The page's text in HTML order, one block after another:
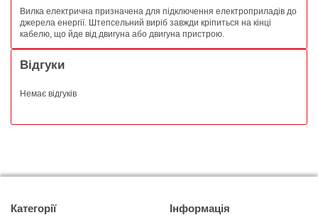
Вилка електрична призначена для підключення електроприладів до
джерела енергії. Штепсельний виріб завжди кріпиться на кінці
кабелю, що йде від двигуна або двигуна пристрою.
Відгуки
Немає відгуків
Категорії Інформація